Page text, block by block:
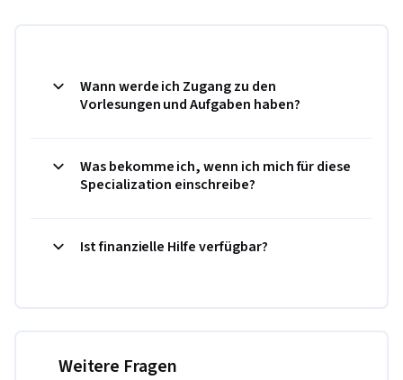
Wann werde ich Zugang zu den
Vorlesungen und Aufgaben haben?
Was bekomme ich, wenn ich mich für diese
Specialization einschreibe?
Ist finanzielle Hilfe verfügbar?
Weitere Fragen